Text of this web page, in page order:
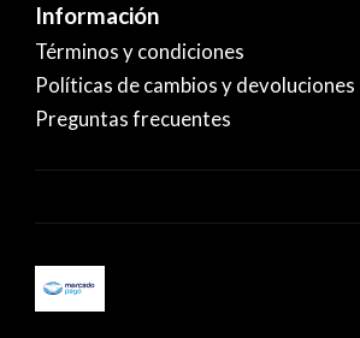
Información
Términos y condiciones
Políticas de cambios y devoluciones
Preguntas frecuentes